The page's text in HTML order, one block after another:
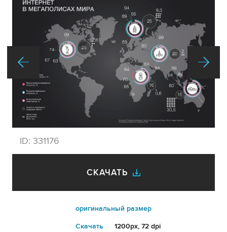
ID: 331176
СКАЧАТЬ
оригинальный размер
Cкачать 1200px, 72 dpi